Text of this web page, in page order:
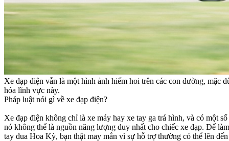
Xe đạp điện vẫn là một hình ảnh hiếm hoi trên các con đường, mặc
hóa lĩnh vực này.
Pháp luật nói gì về xe đạp điện?
Xe đạp điện không chỉ là xe máy hay xe tay ga trá hình, và có một
nó không thể là nguồn năng lượng duy nhất cho chiếc xe đạp. Để
tay đua Hoa Kỳ, bạn thật may mắn vì sự hỗ trợ thường có thể lên